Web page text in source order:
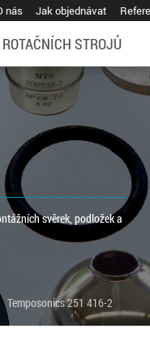
nás Jak objednávat
STROJŮ
svěrek, podložek a
Temposonics 251 416-2